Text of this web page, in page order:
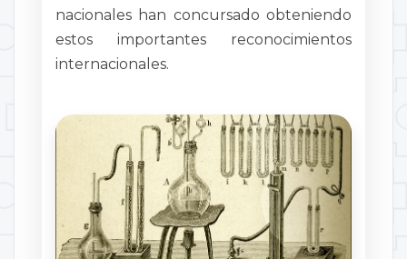
nacionales han concursado obteniendo
estos importantes reconocimientos
internacionales.